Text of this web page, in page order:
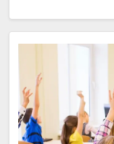
2024